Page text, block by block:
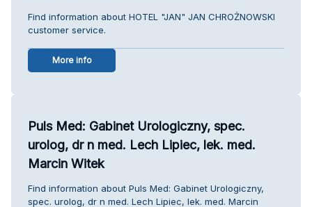
Find information about HOTEL "JAN" JAN CHROŻNOWSKI
customer service.
More info
Puls Med: Gabinet Urologiczny, spec.
urolog, dr n med. Lech Lipiec, lek. med.
Marcin Witek
Find information about Puls Med: Gabinet Urologiczny,
spec. urolog, dr n med. Lech Lipiec, lek. med. Marcin